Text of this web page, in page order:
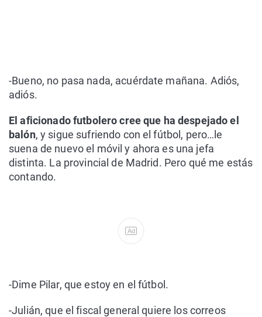
-Bueno, no pasa nada, acuérdate mañana. Adiós,
adiós.
El aficionado futbolero cree que ha despejado el
balón, y sigue sufriendo con el fútbol, pero…le
suena de nuevo el móvil y ahora es una jefa
distinta. La provincial de Madrid. Pero qué me estás
contando.
Ad
-Dime Pilar, que estoy en el fútbol.
-Julián, que el fiscal general quiere los correos